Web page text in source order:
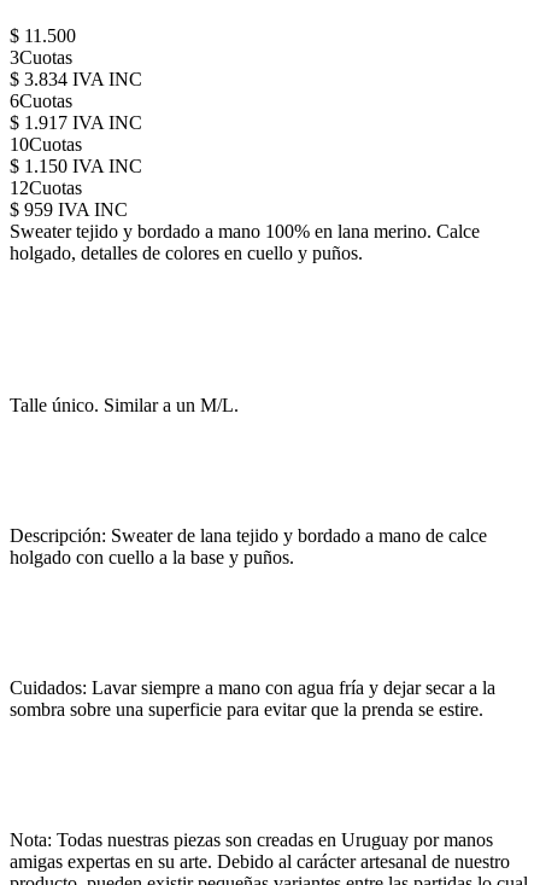
$ 11.500
3Cuotas
$ 3.834 IVA INC
6Cuotas
$ 1.917 IVA INC
10Cuotas
$ 1.150 IVA INC
12Cuotas
$ 959 IVA INC
Sweater tejido y bordado a mano 100% en lana merino. Calce
holgado, detalles de colores en cuello y puños.
Talle único. Similar a un M/L.
Descripción: Sweater de lana tejido y bordado a mano de calce
holgado con cuello a la base y puños.
Cuidados: Lavar siempre a mano con agua fría y dejar secar a la
sombra sobre una superficie para evitar que la prenda se estire.
Nota: Todas nuestras piezas son creadas en Uruguay por manos
amigas expertas en su arte. Debido al carácter artesanal de nuestro